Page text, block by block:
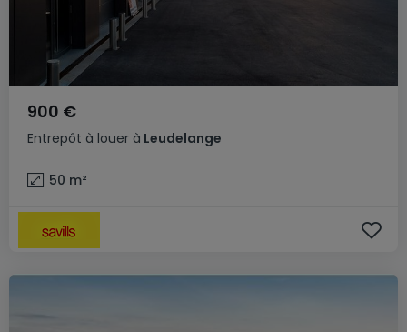
Entrepôt à louer à Leudelange
900 €
50 m²